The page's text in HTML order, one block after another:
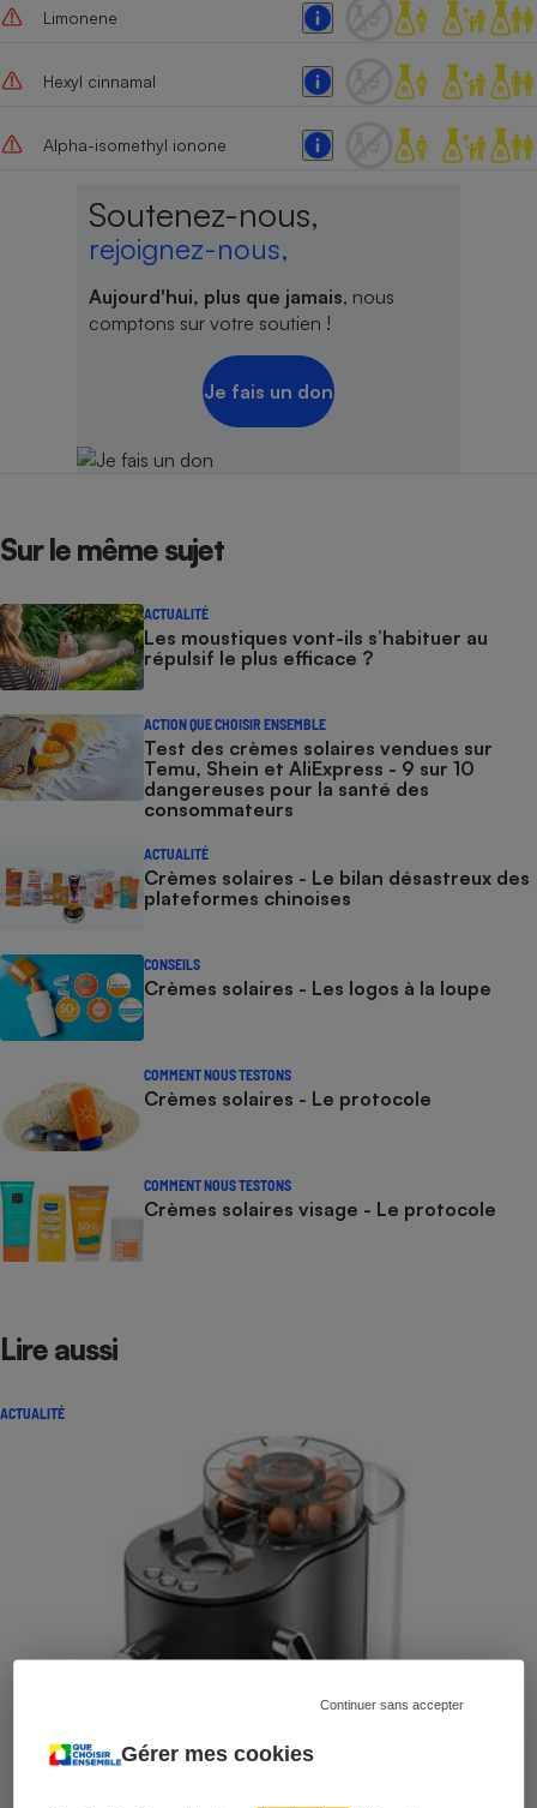
Gérer mes cookies
Continuer sans accepter
Limonene
Hexyl cinnamal
Alpha-isomethyl ionone
Soutenez-nous,
rejoignez-nous,
Aujourd'hui, plus que jamais, nous
comptons sur votre soutien !
Je fais un don
Sur le même sujet
ACTUALITÉ
Les moustiques vont-ils s’habituer au
répulsif le plus efficace ?
ACTION QUE CHOISIR ENSEMBLE
Test des crèmes solaires vendues sur
Temu, Shein et AliExpress - 9 sur 10
dangereuses pour la santé des
consommateurs
ACTUALITÉ
Crèmes solaires - Le bilan désastreux des
plateformes chinoises
CONSEILS
Crèmes solaires - Les logos à la loupe
COMMENT NOUS TESTONS
Crèmes solaires - Le protocole
COMMENT NOUS TESTONS
Crèmes solaires visage - Le protocole
Lire aussi
ACTUALITÉ